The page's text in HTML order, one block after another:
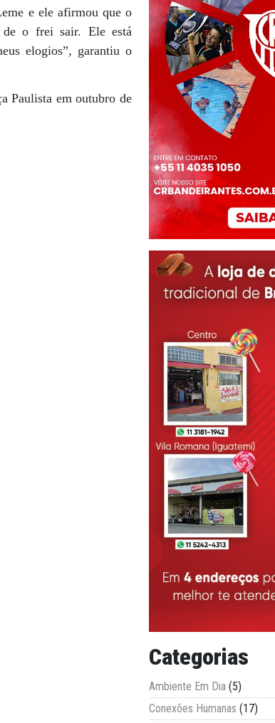
e ele afirmou que o
de o frei sair. Ele está
elogios”, garantiu o
Paulista em outubro de
Categorias
Ambiente Em Dia (5)
Conexões Humanas (17)